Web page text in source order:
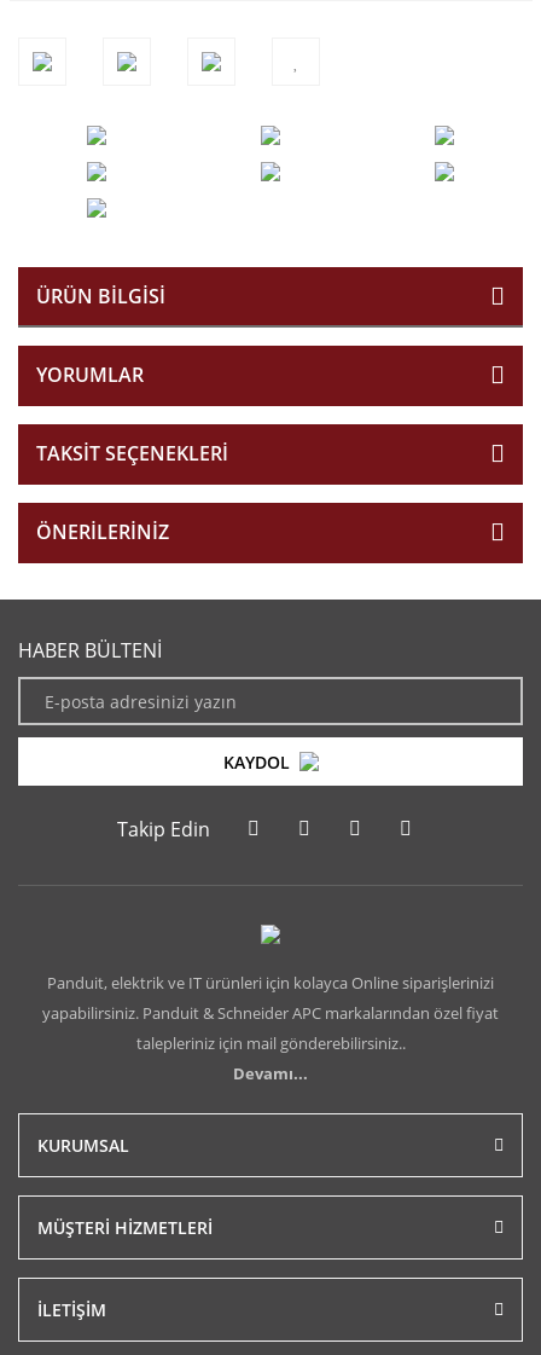
ÜRÜN BILGISI
YORUMLAR
TAKSIT SEÇENEKLERI
ÖNERILERINIZ
HABER BÜLTENİ
KAYDOL
Takip Edin
Panduit, elektrik ve IT ürünleri için kolayca Online siparişlerinizi
yapabilirsiniz. Panduit & Schneider APC markalarından özel fiyat
talepleriniz için mail gönderebilirsiniz..
Devamı...
KURUMSAL
MÜŞTERİ HİZMETLERİ
İLETİŞİM